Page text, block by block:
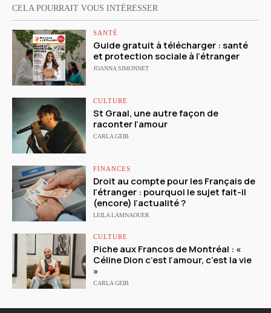
CELA POURRAIT VOUS INTÉRESSER
SANTÉ
Guide gratuit à télécharger : santé
et protection sociale à l’étranger
JOANNA SIMONNET
CULTURE
St Graal, une autre façon de
raconter l’amour
CARLA GEIB
FINANCES
Droit au compte pour les Français de
l’étranger : pourquoi le sujet fait-il
(encore) l’actualité ?
LEILA LAMNAOUER
CULTURE
Piche aux Francos de Montréal : «
Céline Dion c’est l’amour, c’est la vie
»
CARLA GEIB